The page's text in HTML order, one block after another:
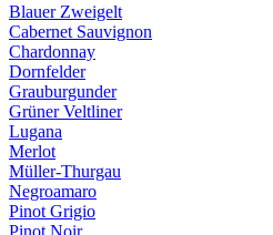
Blauer Zweigelt
Cabernet Sauvignon
Chardonnay
Dornfelder
Grauburgunder
Grüner Veltliner
Lugana
Merlot
Müller-Thurgau
Negroamaro
Pinot Grigio
Pinot Noir